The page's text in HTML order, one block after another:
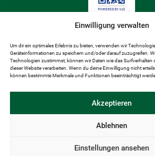
Einwilligung verwalten
Um dir ein optimales Erlebnis zu bieten, verwenden wir
Geräteinformationen zu speichern und/oder darauf zuzugreifen.
Technologien zustimmst, können wir Daten wie das Surfverhalten
dieser Website verarbeiten. Wenn du deine Einwilligung nicht
können bestimmte Merkmale und Funktionen beeinträchtigt
Akzeptieren
Ablehnen
Einstellungen ansehen
DATENSCHUTZ